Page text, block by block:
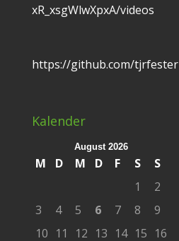
xR_xsgWlwXpxA/videos
https://github.com/tjrfester
Kalender
August 2026
M D M D F S
S
1
2
3
4 5 6 7 8
9
10 11 12 13 14 15 16